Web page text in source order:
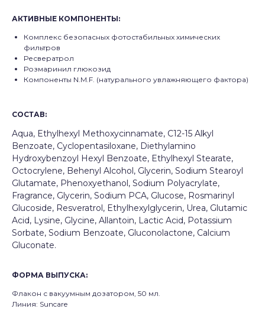
АКТИВНЫЕ КОМПОНЕНТЫ:
Комплекс безопасных фотостабильных химических
фильтров
Ресвератрол
Розмаринил глюкозид
Компоненты N.M.F. (натурального увлажняющего фактора)
СОСТАВ:
Aqua, Ethylhexyl Methoxycinnamate, C12-15 Alkyl
Benzoate, Cyclopentasiloxane, Diethylamino
Hydroxybenzoyl Hexyl Benzoate, Ethylhexyl Stearate,
Octocrylene, Behenyl Alcohol, Glycerin, Sodium Stearoyl
Glutamate, Phenoxyethanol, Sodium Polyacrylate,
Fragrance, Glycerin, Sodium PCA, Glucose, Rosmarinyl
Glucoside, Resveratrol, Ethylhexylglycerin, Urea, Glutamic
Acid, Lysine, Glycine, Allantoin, Lactic Acid, Potassium
Sorbate, Sodium Benzoate, Gluconolactone, Calcium
Gluconate.
ФОРМА ВЫПУСКА:
Флакон с вакуумным дозатором, 50 мл.
Линия: Suncare